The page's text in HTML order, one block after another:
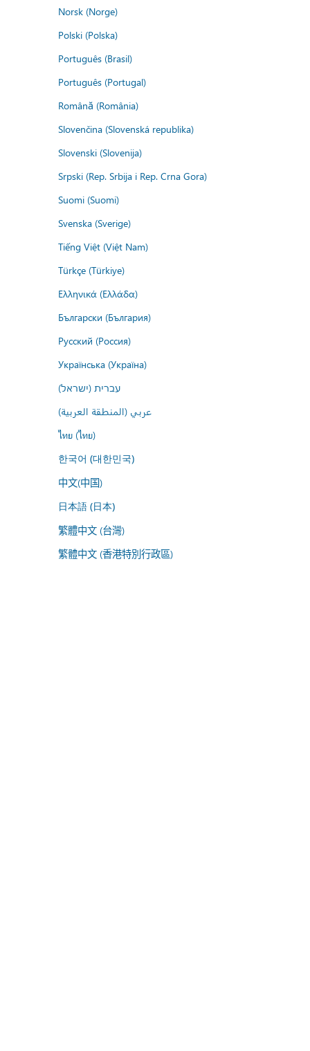
Norsk (Norge)
Polski (Polska)
Português (Brasil)
Português (Portugal)
Română (România)
Slovenčina (Slovenská republika)
Slovenski (Slovenija)
Srpski (Rep. Srbija i Rep. Crna Gora)
Suomi (Suomi)
Svenska (Sverige)
Tiếng Việt (Việt Nam)
Türkçe (Türkiye)
Ελληνικά (Ελλάδα)
Български (България)
Русский (Россия)
Українська (Україна)
עברית (ישראל)
عربي (المنطقة العربية)
ไทย (ไทย)
한국어 (대한민국)
中文(中国)
日本語 (日本)
繁體中文 (台灣)
繁體中文 (香港特別行政區)